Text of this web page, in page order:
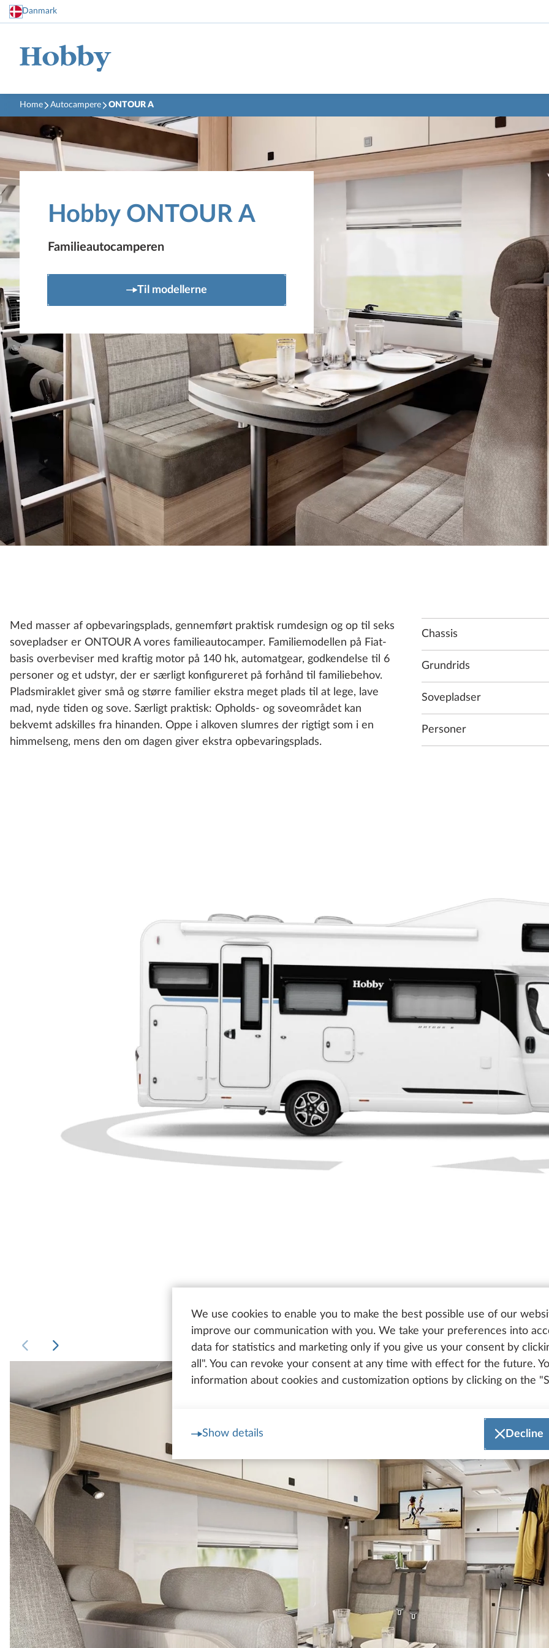
We use cookies to enable you to make the best possible use of our
improve our communication with you. We take your preferences into
data for statistics and marketing only if you give us your consent by
all". You can revoke your consent at any time with effect for the future.
information about cookies and customization options by clicking on the
Show details Decline
Danmark
Home Autocampere ONTOUR A
Hobby ONTOUR A
Familieautocamperen
Til modellerne
Med masser af opbevaringsplads, gennemført praktisk rumdesign og op til seks
sovepladser er ONTOUR A vores familieautocamper. Familiemodellen på Fiat-
basis overbeviser med kraftig motor på 140 hk, automatgear, godkendelse til 6
personer og et udstyr, der er særligt konfigureret på forhånd til familiebehov.
Pladsmiraklet giver små og større familier ekstra meget plads til at lege, lave
mad, nyde tiden og sove. Særligt praktisk: Opholds- og soveområdet kan
bekvemt adskilles fra hinanden. Oppe i alkoven slumres der rigtigt som i en
himmelseng, mens den om dagen giver ekstra opbevaringsplads.
Chassis
Grundrids
Sovepladser
Personer